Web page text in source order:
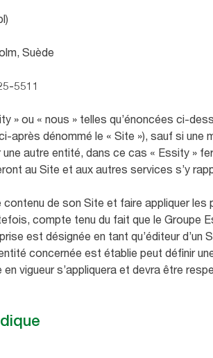
Suède
5511
» ou « nous » telles qu’énoncées ci-
après dénommé le « Site »), sauf si une
autre entité, dans ce cas « Essity »
au Site et aux autres services s’y
contenu de son Site et faire appliquer
compte tenu du fait que le Groupe
est désignée en tant qu’éditeur
concernée est établie peut définir
vigueur s’appliquera et devra être